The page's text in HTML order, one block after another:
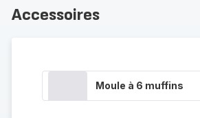
Accessoires
Moule à 6 muffins